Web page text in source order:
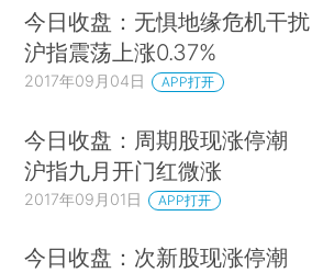
今日收盘：无惧地缘危机干扰
沪指震荡上涨0.37%
2017年09月04日 APP打开
今日收盘：周期股现涨停潮
沪指九月开门红微涨
2017年09月01日 APP打开
今日收盘：次新股现涨停潮